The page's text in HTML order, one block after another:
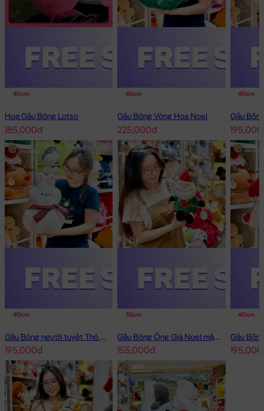
40cm
Hoa Gấu Bông Lotso
185,000đ
40cm
Gấu Bông Vòng Hoa Noel
225,000đ
40cm
40cm
Gấu Bông người tuyết Thỏ Bông Noel choàng khăn caro
195,000đ
35cm
Gấu Bông Ông Già Noel mặc áo thêu tuần lộc
155,000đ
40cm